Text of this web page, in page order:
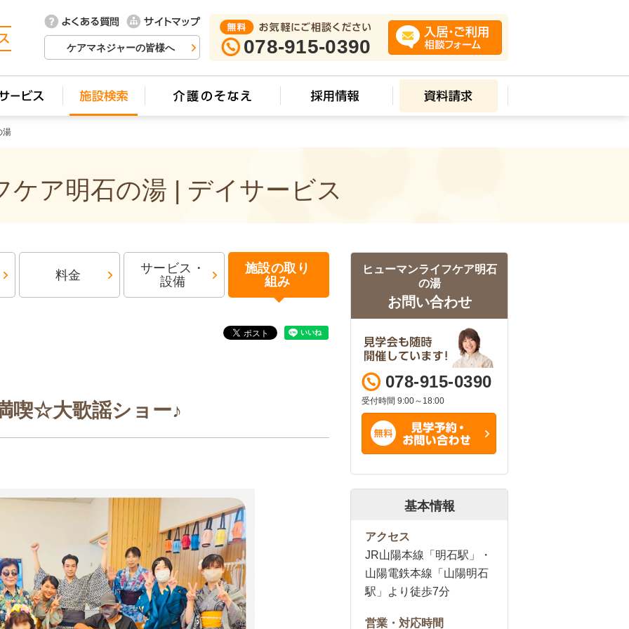
ケアマネジャーの皆様へ 078-915-0390
湯
ケア明石の湯 | デイサービス
料金
サービス・
設備
施設の取り
組み
喫☆大歌謡ショー♪
ヒューマンライフケア明石
の湯
お問い合わせ
078-915-0390
受付時間 9:00～18:00
基本情報
アクセス
JR山陽本線「明石駅」・
山陽電鉄本線「山陽明石
駅」より徒歩7分
営業・対応時間